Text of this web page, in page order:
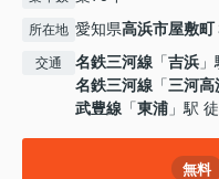
所在地 愛知県高浜市屋敷町
交通 名鉄三河線 「吉浜
名鉄三河線 「三河高
武豊線 「東浦 」駅
無料